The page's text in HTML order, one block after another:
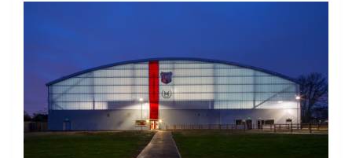
Plan treningowy szybkość i dynamika
Program przygotowania fizycznego
Program treningu siłowego
Program treningu biegowego